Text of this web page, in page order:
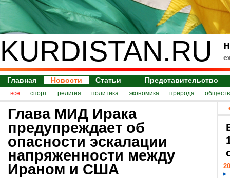
KURDISTAN.RU
Главная Новости Статьи Представительство
все спорт религия политика экономика природа
Глава МИД Ирака
предупреждает об
опасности эскалации
напряженности между
Ираном и США